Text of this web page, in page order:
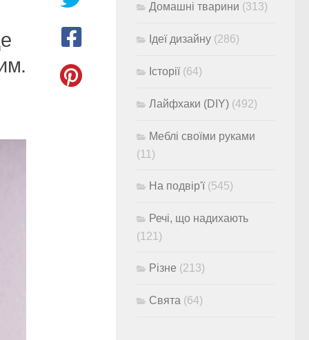
Домашні тварини (313)
Ідеї дизайну (286)
Історії(64)
Лайфхаки (DIY) (492)
Меблі своїми руками
(11)
На подвір'ї(545)
Речі, що надихають
(121)
Різне (213)
Свята (64)